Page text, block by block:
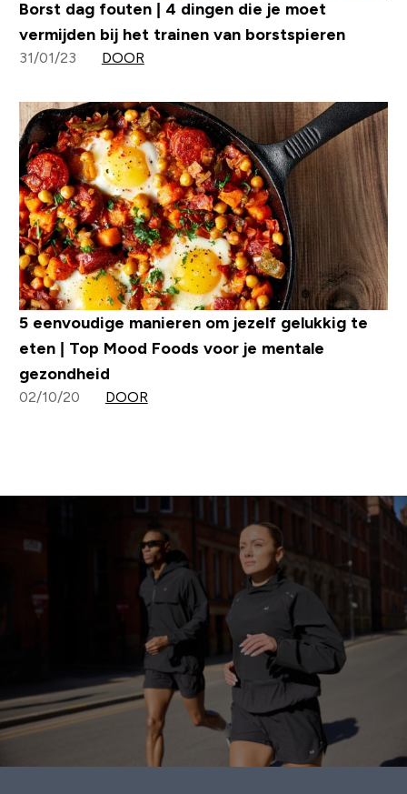
Borst dag fouten | 4 dingen die je moet
vermijden bij het trainen van borstspieren
31/01/23 DOOR
5 eenvoudige manieren om jezelf gelukkig te
eten | Top Mood Foods voor je mentale
gezondheid
02/10/20 DOOR